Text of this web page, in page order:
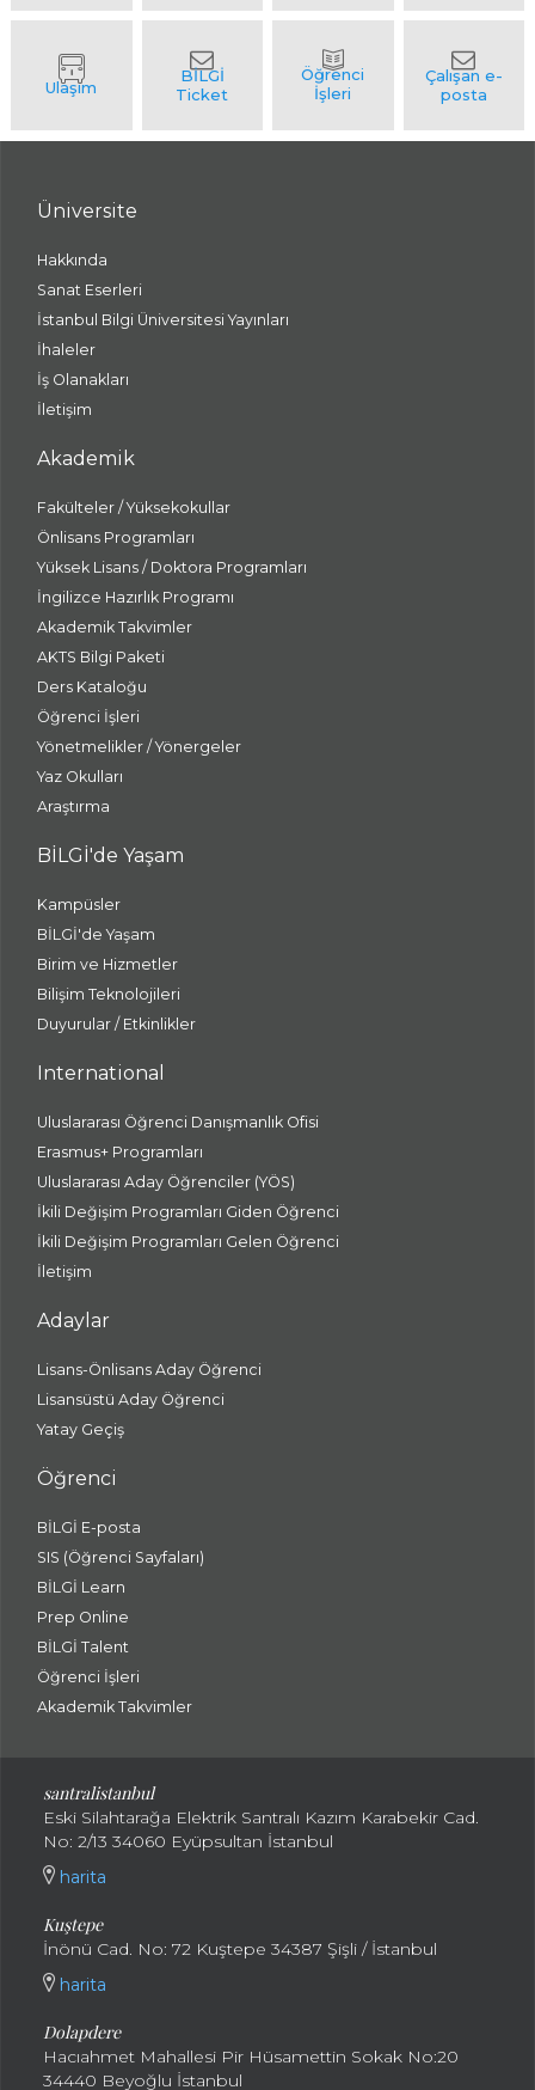
Üniversite
Hakkında
Sanat Eserleri
İstanbul Bilgi Üniversitesi Yayınları
İhaleler
İş Olanakları
İletişim
Akademik
Fakülteler / Yüksekokullar
Önlisans Programları
Yüksek Lisans / Doktora Programları
İngilizce Hazırlık Programı
Akademik Takvimler
AKTS Bilgi Paketi
Ders Kataloğu
Öğrenci İşleri
Yönetmelikler / Yönergeler
Yaz Okulları
Araştırma
BİLGİ'de Yaşam
Kampüsler
BİLGİ'de Yaşam
Birim ve Hizmetler
Bilişim Teknolojileri
Duyurular / Etkinlikler
International
Uluslararası Öğrenci Danışmanlık Ofisi
Erasmus+ Programları
Uluslararası Aday Öğrenciler (YÖS)
İkili Değişim Programları Giden Öğrenci
İkili Değişim Programları Gelen Öğrenci
İletişim
Adaylar
Lisans-Önlisans Aday Öğrenci
Lisansüstü Aday Öğrenci
Yatay Geçiş
Öğrenci
BİLGİ E-posta
SIS (Öğrenci Sayfaları)
BİLGİ Learn
Prep Online
BİLGİ Talent
Öğrenci İşleri
Akademik Takvimler
santralistanbul
Eski Silahtarağa Elektrik Santralı Kazım Karabekir Cad.
No: 2/13 34060 Eyüpsultan İstanbul
harita
Kuştepe
İnönü Cad. No: 72 Kuştepe 34387 Şişli / İstanbul
harita
Dolapdere
Hacıahmet Mahallesi Pir Hüsamettin Sokak No:20
34440 Beyoğlu İstanbul